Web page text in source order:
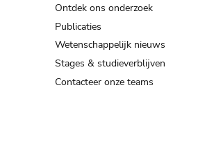
Ontdek ons onderzoek
Publicaties
Wetenschappelijk nieuws
Stages & studieverblijven
Contacteer onze teams